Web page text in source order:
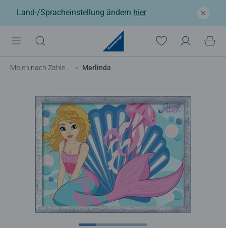
Land-/Spracheinstellung ändern hier
Malen nach Zahlen Kinder Merlinda